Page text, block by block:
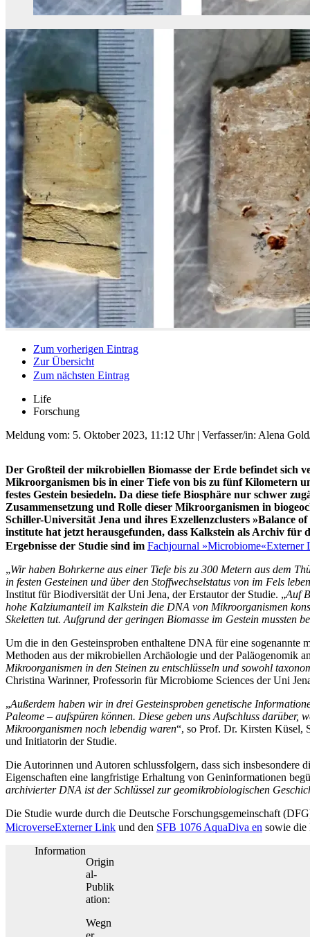
Zum vorherigen Eintrag
Zur Übersicht
Zum nächsten Eintrag
Life
Forschung
Meldung vom: 5. Oktober 2023, 11:12 Uhr| Verfasser/in: Alena
Der Großteil der mikrobiellen Biomasse der Erde befindet sich
Mikroorganismen bis in einer Tiefe von bis zu fünf Kilometern
festes Gestein besiedeln. Da diese tiefe Biosphäre nur schwer
Zusammensetzung und Rolle dieser Mikroorganismen in
Schiller-Universität Jena und ihres Exzellenzclusters »Balance
institute hat jetzt herausgefunden, dass Kalkstein als Archiv für
Ergebnisse der Studie sind im Fachjournal »Microbiome«Externer
„Wir haben Bohrkerne aus einer Tiefe bis zu 300 Metern aus dem
in festen Gesteinen und über den Stoffwechselstatus von im Fels
Institut für Biodiversität der Uni Jena, der Erstautor der Studie. „Auf
hohe Kalziumanteil im Kalkstein die DNA von Mikroorganismen
Skeletten tut. Aufgrund der geringen Biomasse im Gestein mussten
Um die in den Gesteinsproben enthaltene DNA für eine sogenannte
Methoden aus der mikrobiellen Archäologie und der Paläogenomik
Mikroorganismen in den Steinen zu entschlüsseln und sowohl
Christina Warinner, Professorin für Microbiome Sciences der Uni
„Außerdem haben wir in drei Gesteinsproben genetische
Paleome – aufspüren können. Diese geben uns Aufschluss darüber,
Mikroorganismen noch lebendig waren“, so Prof. Dr. Kirsten Küsel,
und Initiatorin der Studie.
Die Autorinnen und Autoren schlussfolgern, dass sich insbesondere
Eigenschaften eine langfristige Erhaltung von Geninformationen
archivierter DNA ist der Schlüssel zur geomikrobiologischen
Die Studie wurde durch die Deutsche Forschungsgemeinschaft
MicroverseExterner Link und den SFB 1076 AquaDiva en sowie die
Information
Origin
al-
Publik
ation:
Wegn